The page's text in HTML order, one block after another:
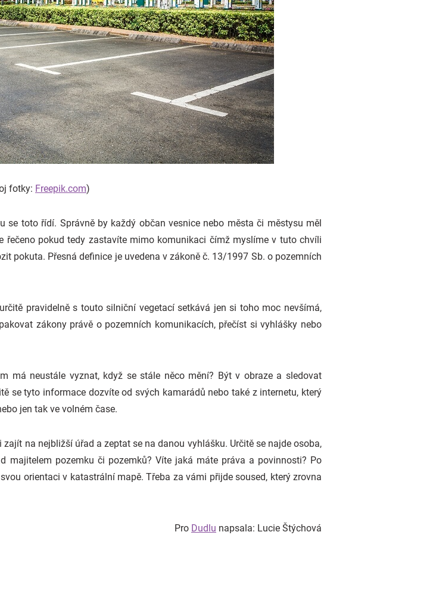
fotky: Freepik.com)
toto řídí. Správně by každý občan vesnice nebo města či městysu měl
řečeno pokud tedy zastavíte mimo komunikaci čímž myslíme v tuto chvíli
pokuta. Přesná definice je uvedena v zákoně č. 13/1997 Sb. o pozemních
pravidelně s touto silniční vegetací setkává jen si toho moc nevšímá,
zákony právě o pozemních komunikacích, přečíst si vyhlášky nebo
má neustále vyznat, když se stále něco mění? Být v obraze a sledovat
se tyto informace dozvíte od svých kamarádů nebo také z internetu, který
jen tak ve volném čase.
na nejbližší úřad a zeptat se na danou vyhlášku. Určitě se najde osoba,
majitelem pozemku či pozemků? Víte jaká máte práva a povinnosti? Po
orientaci v katastrální mapě. Třeba za vámi přijde soused, který zrovna
Pro Dudlu napsala: Lucie Štýchová